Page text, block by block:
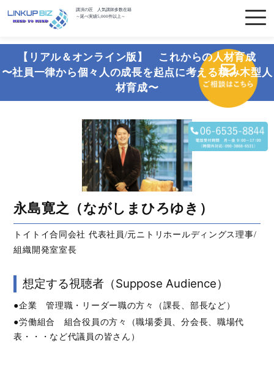
講演の匠 人気講師多数在籍
～延べ実績5,000件以上～
【リアル＆オンライン版】 これからの人材育成
〜社員一律から個々人の成長を起点に考える積み木型人
材育成〜
永島寛之（ながしまひろゆき）
トイトイ合同会社 代表社員/元ニトリホールディングス理事/
組織開発室室長
想定する視聴者（Suppose Audience）
●企業 管理職・リーダー職の方々（課長、部長など）
●労働組合 組合役員の方々（職場委員、分会長、職場代
表・・・など代議員の皆さん）